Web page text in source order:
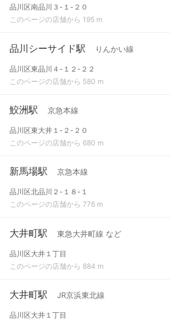
品川区南品川３-１-２０
このページの店舗から 195 m
品川シーサイド駅 りんかい線
品川区東品川４-１２-２２
このページの店舗から 580 m
鮫洲駅 京急本線
品川区東大井１-２-２０
このページの店舗から 680 m
新馬場駅 京急本線
品川区北品川２-１８-１
このページの店舗から 776 m
大井町駅 東急大井町線 など
品川区大井１丁目
このページの店舗から 884 m
大井町駅 JR京浜東北線
品川区大井１丁目